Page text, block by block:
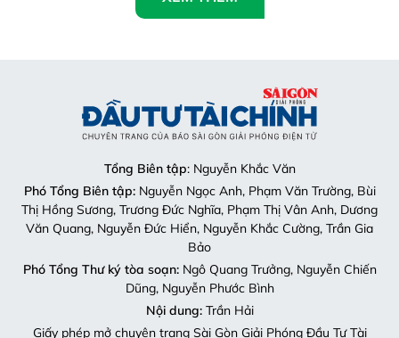
Tổng Biên tập: Nguyễn Khắc Văn
Phó Tổng Biên tập:Nguyễn Ngọc Anh, Phạm Văn Trường, Bùi
Thị Hồng Sương, Trương Đức Nghĩa, Phạm Thị Vân Anh, Dương
Văn Quang, Nguyễn Đức Hiển, Nguyễn Khắc Cường, Trần Gia
Bảo
Phó Tổng Thư ký tòa soạn:Ngô Quang Trưởng, Nguyễn Chiến
Dũng, Nguyễn Phước Bình
Nội dung:Trần Hải
Giấy phép mở chuyên trang Sài Gòn Giải Phóng Đầu Tư Tài